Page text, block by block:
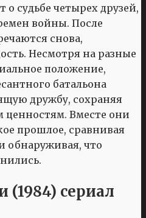
о судьбе четырех друзей,
войны. После
снова,
Несмотря на разные
положение,
батальона
дружбу, сохраняя
ценностям. Вместе они
прошлое, сравнивая
обнаруживая, что
(1984) сериал